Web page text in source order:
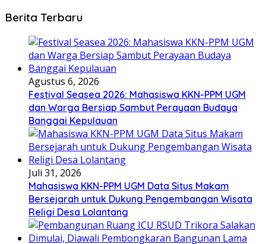
Berita Terbaru
Agustus 6, 2026
Festival Seasea 2026: Mahasiswa KKN-PPM UGM
dan Warga Bersiap Sambut Perayaan Budaya
Banggai Kepulauan
Juli 31, 2026
Mahasiswa KKN-PPM UGM Data Situs Makam
Bersejarah untuk Dukung Pengembangan Wisata
Religi Desa Lolantang